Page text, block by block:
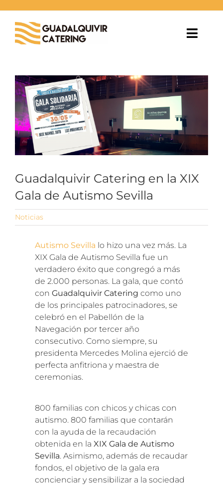
contenido
BODAS
ESPACIOS
BLOG
NOSOTROS
CONTACTO
Ver
imagen
más
grande
Guadalquivir Catering en la XIX
Gala de Autismo Sevilla
Noticias
Autismo Sevilla lo hizo una vez más. La
XIX Gala de Autismo Sevilla fue un
verdadero éxito que congregó a más
de 2.000 personas. La gala, que contó
con Guadalquivir Catering como uno
de los principales patrocinadores, se
celebró en el Pabellón de la
Navegación por tercer año
consecutivo. Como siempre, su
presidenta Mercedes Molina ejerció de
perfecta anfitriona y maestra de
ceremonias.
800 familias con chicos y chicas con
autismo. 800 familias que contarán
con la ayuda de la recaudación
obtenida en la XIX Gala de Autismo
Sevilla. Asimismo, además de recaudar
fondos, el objetivo de la gala era
concienciar y sensibilizar a la sociedad